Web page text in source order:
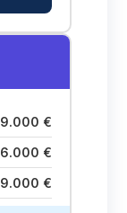
9.000 €
6.000 €
9.000 €